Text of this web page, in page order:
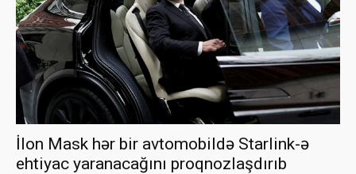
İlon Mask hər bir avtomobildə Starlink-ə
ehtiyac yaranacağını proqnozlaşdırıb